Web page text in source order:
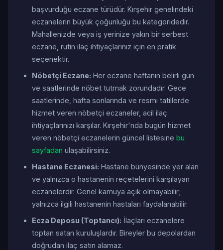
başvurduğu eczane türüdür. Kırşehir genelindeki
eczanelerin büyük çoğunluğu bu kategoridedir.
Mahallenizde veya iş yerinize yakın bir serbest
eczane, rutin ilaç ihtiyaçlarınız için en pratik
seçenektir.
Nöbetçi Eczane: Her eczane haftanın belirli gün
ve saatlerinde nöbet tutmak zorundadır. Gece
saatlerinde, hafta sonlarında ve resmi tatillerde
hizmet veren nöbetçi eczaneler, acil ilaç
ihtiyaçlarınızı karşılar. Kırşehir'nda bugün hizmet
veren nöbetçi eczanelerin güncel listesine bu
sayfadan ulaşabilirsiniz.
Hastane Eczanesi: Hastane bünyesinde yer alan
ve yalnızca o hastanenin reçetelerini karşılayan
eczanelerdir. Genel kamuya açık olmayabilir;
yalnızca ilgili hastanenin hastaları faydalanabilir.
Ecza Deposu (Toptancı): İlaçları eczanelere
toptan satan kuruluşlardır. Bireyler bu depolardan
doğrudan ilaç satın alamaz.